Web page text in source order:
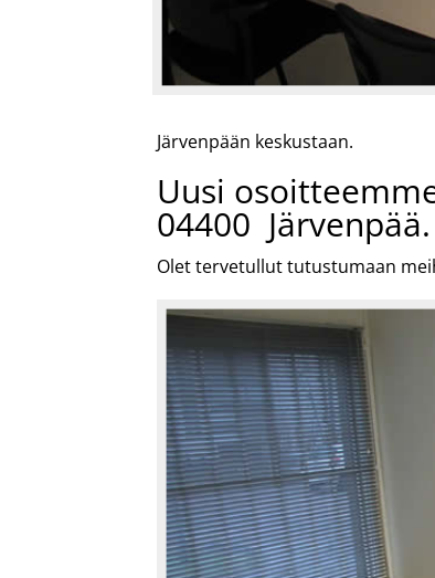
Järvenpään keskustaan.
Uusi
04400 Järvenpää.
Olet tervetullut tutustumaan